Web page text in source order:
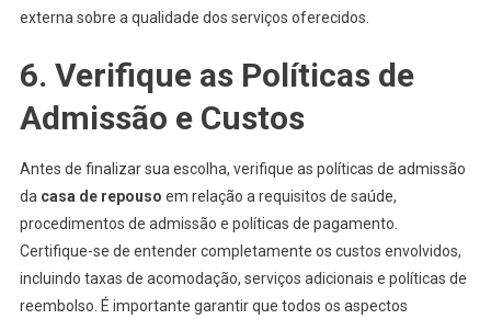
externa sobre a qualidade dos serviços oferecidos.
6. Verifique as Políticas de
Admissão e Custos
Antes de finalizar sua escolha, verifique as políticas de admissão
da casa de repouso em relação a requisitos de saúde,
procedimentos de admissão e políticas de pagamento.
Certifique-se de entender completamente os custos envolvidos,
incluindo taxas de acomodação, serviços adicionais e políticas de
reembolso. É importante garantir que todos os aspectos